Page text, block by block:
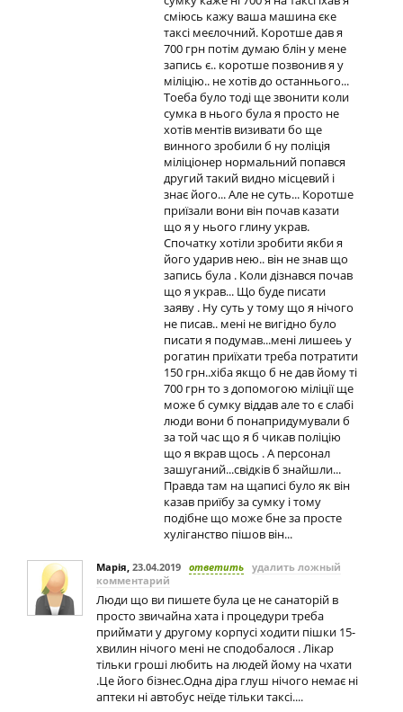
сміюсь кажу ваша машина єке
таксі меєлочний. Коротше дав я
700 грн потім думаю блін у мене
запись є.. коротше позвонив я у
міліцію.. не хотів до останнього...
Тоеба було тоді ще звонити коли
сумка в нього була я просто не
хотів ментів визивати бо ще
винного зробили б ну поліція
міліціонер нормальний попався
другий такий видно місцевий і
знає його... Але не суть... Коротше
приїзали вони він почав казати
що я у нього глину украв.
Спочатку хотіли зробити якби я
його ударив нею.. він не знав що
запись була . Коли дізнався почав
що я украв... Що буде писати
заяву . Ну суть у тому що я нічого
не писав.. мені не вигідно було
писати я подумав...мені лишееь у
рогатин приїхати треба потратити
150 грн..хіба якщо б не дав йому ті
700 грн то з допомогою міліції ще
може б сумку віддав але то є слабі
люди вони б понапридумували б
за той час що я б чикав поліцію
що я вкрав щось . А персонал
зашуганий...свідків б знайшли...
Правда там на щаписі було як він
казав приїбу за сумку і тому
подібне що може бне за просте
хуліганство пішов він...
Марія, 23.04.2019 ответить удалить ложный
комментарий
Люди що ви пишете була це не санаторій в
просто звичайна хата і процедури треба
приймати у другому корпусі ходити пішки 15-
хвилин нічого мені не сподобалося . Лікар
тільки гроші любить на людей йому на чхати
.Це його бізнес.Одна діра глуш нічого немає ні
аптеки ні автобус неїде тільки таксі....